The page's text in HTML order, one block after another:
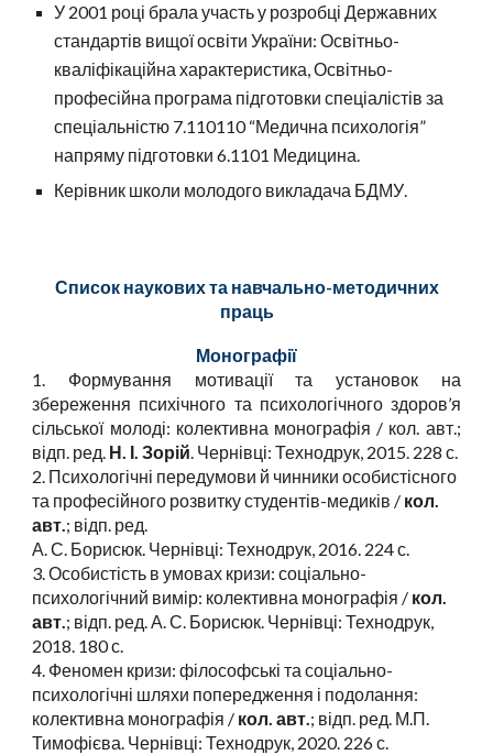
У 2001 році брала участь у розробці Державних
стандартів вищої освіти України: Освітньо-
кваліфікаційна характеристика, Освітньо-
професійна програма підготовки спеціалістів за
спеціальністю 7.110110 “Медична психологія”
напряму підготовки 6.1101 Медицина.
Керівник школи молодого викладача БДМУ.
Список наукових та навчально-методичних
праць
Монографії
1. Формування мотивації та установок на
збереження психічного та психологічного здоров’я
сільської молоді: колективна монографія / кол. авт.;
відп. ред. Н. І. Зорій. Чернівці: Технодрук, 2015. 228 с.
2. Психологічні передумови й чинники особистісного
та професійного розвитку студентів-медиків / кол.
авт.; відп. ред.
А. С. Борисюк. Чернівці: Технодрук, 2016. 224 с.
3. Особистість в умовах кризи: соціально-
психологічний вимір: колективна монографія / кол.
авт.; відп. ред. А. С. Борисюк. Чернівці: Технодрук,
2018. 180 с.
4. Феномен кризи: філософські та соціально-
психологічні шляхи попередження і подолання:
колективна монографія / кол. авт.; відп. ред. М.П.
Тимофієва. Чернівці: Технодрук, 2020. 226 с.